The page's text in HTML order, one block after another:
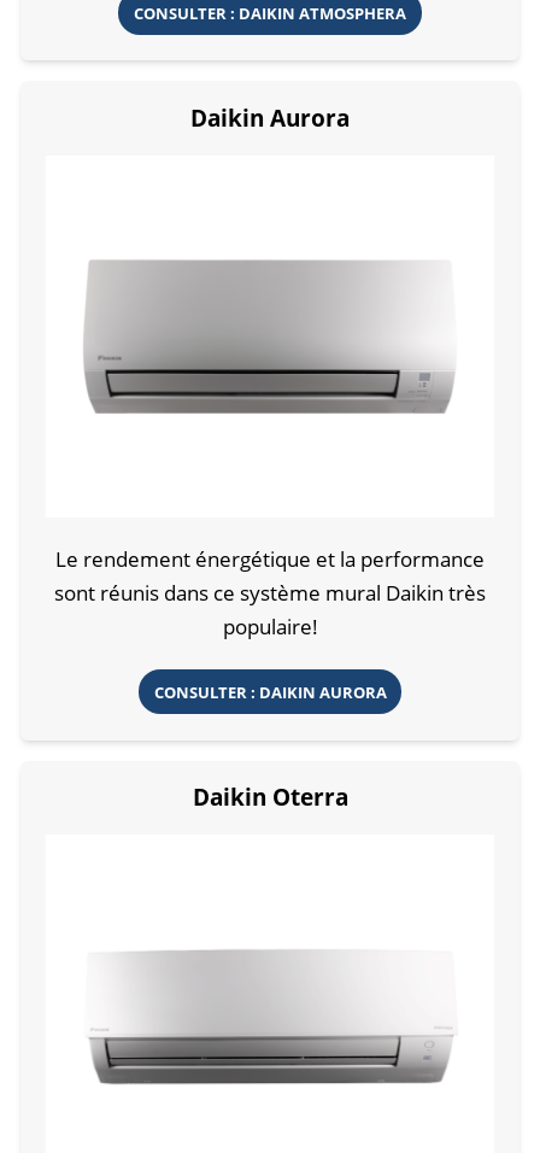
CONSULTER : DAIKIN ATMOSPHERA
Daikin Aurora
Le rendement énergétique et la performance
sont réunis dans ce système mural Daikin très
populaire!
CONSULTER : DAIKIN AURORA
Daikin Oterra